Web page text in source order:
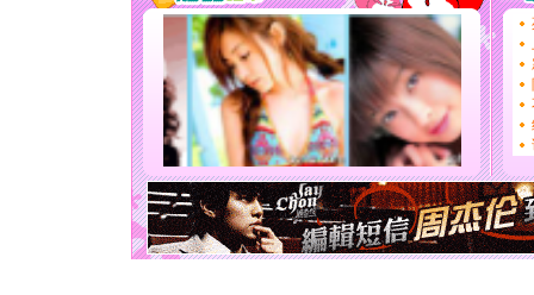
道一声平
[春节]
传
片叶子
送你一
[圣诞节]
你太多
要平安
[圣诞节]
能正大
天都要快
[圣诞节]
如意,快
[元旦]看